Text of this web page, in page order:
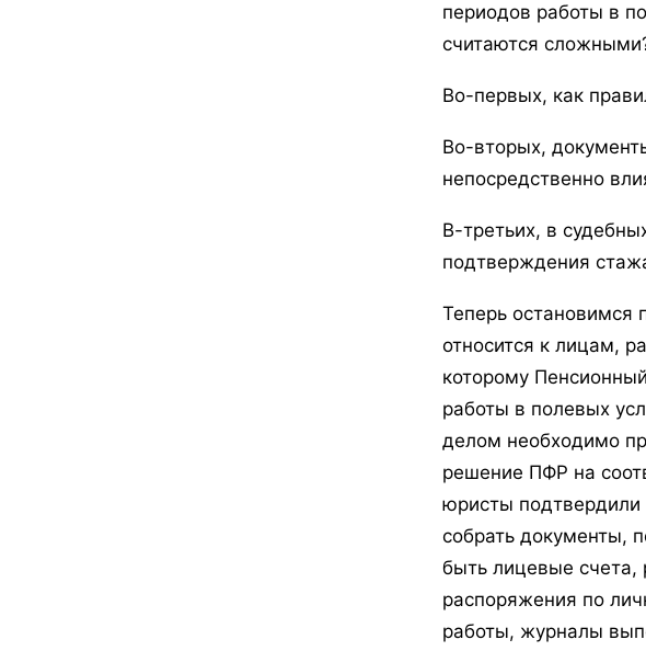
периодов работы в
считаются
Во-первых, как
Во-вторых,
непосредственно
В-третьих, в
подтверждения
Теперь остановимся
относится к лицам,
которому
работы в полевых
делом необходимо
решение ПФР на
юристы
собрать документы,
быть лицевые счета,
распоряжения по
работы, журналы